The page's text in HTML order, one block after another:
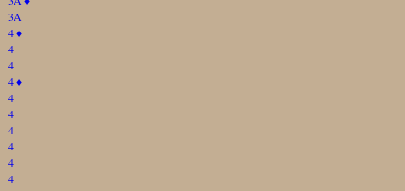
3A
4♦
4
4
4♦
4
4
4
4
4
4